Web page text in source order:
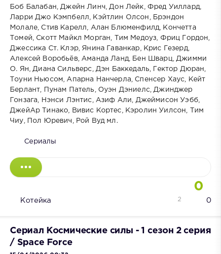
Боб Балабан, Джейн Линч, Дон Лейк, Фред Уиллард,
Ларри Джо Кэмпбелл, Кэйтлин Олсон, Брэндон
Молале, Стив Карелл, Алан Блюменфилд, Кончетта
Томей, Скотт Майкл Морган, Тим Медоуз, Фриц Гордон,
Джессика Ст. Клэр, Янина Гаванкар, Крис Гезерд,
Алексей Воробьёв, Аманда Ланд, Бен Шварц, Джимми
О. Ян, Диана Сильверс, Дэн Баккедаль, Гектор Дюран,
Тоуни Ньюсом, Апарна Нанчерла, Спенсер Хаус, Кейт
Берлант, Пунам Патель, Оуэн Дэниелс, Джинджер
Гонзага, Нэнси Лэнтис, Азиф Али, Джеймисон Уэбб,
ДжейАр Тинако, Вивис Кортес, Кэролин Уилсон, Тим
Чиу, Пол Юревич, Рой Вуд мл.
Сериалы
0
Котейка 0
2
Сериал Космические силы - 1 сезон 2 серия
/ Space Force